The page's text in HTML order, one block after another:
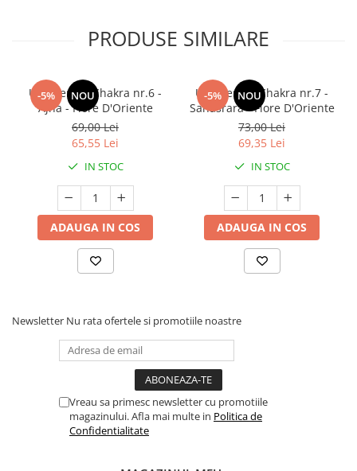
PRODUSE SIMILARE
-5% NOU
Ulei pentru Chakra nr.6 -
Ajna - Fiore D'Oriente
69,00 Lei
65,55 Lei
IN STOC
ADAUGA IN COS
-5% NOU
Ulei pentru Chakra nr.7 -
Sahasrara - Fiore D'Oriente
73,00 Lei
69,35 Lei
IN STOC
ADAUGA IN COS
Newsletter Nu rata ofertele si promotiile noastre
Vreau sa primesc newsletter cu promotiile
magazinului. Afla mai multe in Politica de
Confidentialitate